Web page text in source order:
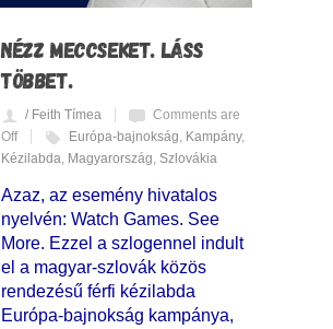
NÉZZ MECCSEKET. LÁSS
TÖBBET.
/ Feith Tímea
Comments are
Off
Európa-bajnokság, Kampány,
Kézilabda, Magyarország, Szlovákia
Azaz, az esemény hivatalos
nyelvén: Watch Games. See
More. Ezzel a szlogennel indult
el a magyar-szlovák közös
rendezésű férfi kézilabda
Európa-bajnokság kampánya,